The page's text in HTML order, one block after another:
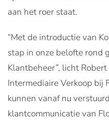
aan het roer staat.
“Met de introductie van
stap in onze belofte rond
Klantbeheer”, licht
Intermediaire Verkoop bij
kunnen vanaf nu
klantcommunicatie van